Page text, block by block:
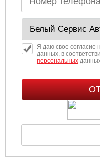
Я даю свое согласие
данных, в
персональных